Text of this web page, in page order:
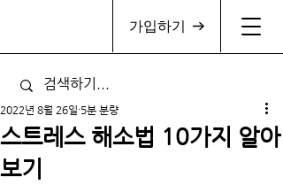
가입하기
스트레스 해소법 10가지 알아
보기
2022년 8월 26일 5분 분량